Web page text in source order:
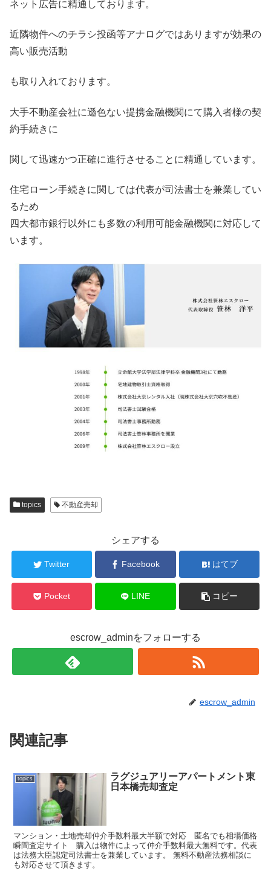
ネット広告に精通しております。
近隣物件へのチラシ投函等アナログではありますが効果の
高い販売活動
も取り入れております。
大手不動産会社に遜色ない提携金融機関にて購入者様の契
約手続きに
関して迅速かつ正確に進行させることに精通しています。
住宅ローン手続きに関しては代表が司法書士を兼業してい
るため
四大都市銀行以外にも多数の利用可能金融機関に対応して
います。
topics 不動産売却
シェアする
Twitter Facebook はてブ
Pocket LINE コピー
escrow_adminをフォローする
escrow_admin
関連記事
topics
ラグジュアリーアパートメント東
日本橋売却査定
マンション・土地売却仲介手数料最大半額で対応 匿名でも相場価格
瞬間査定サイト 購入は物件によって仲介手数料最大無料です。代表
は法務大臣認定司法書士を兼業しています。 無料不動産法務相談に
も対応させて頂きます。